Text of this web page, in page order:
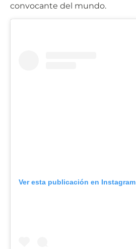
convocante del mundo.
Ver esta publicación en Instagram